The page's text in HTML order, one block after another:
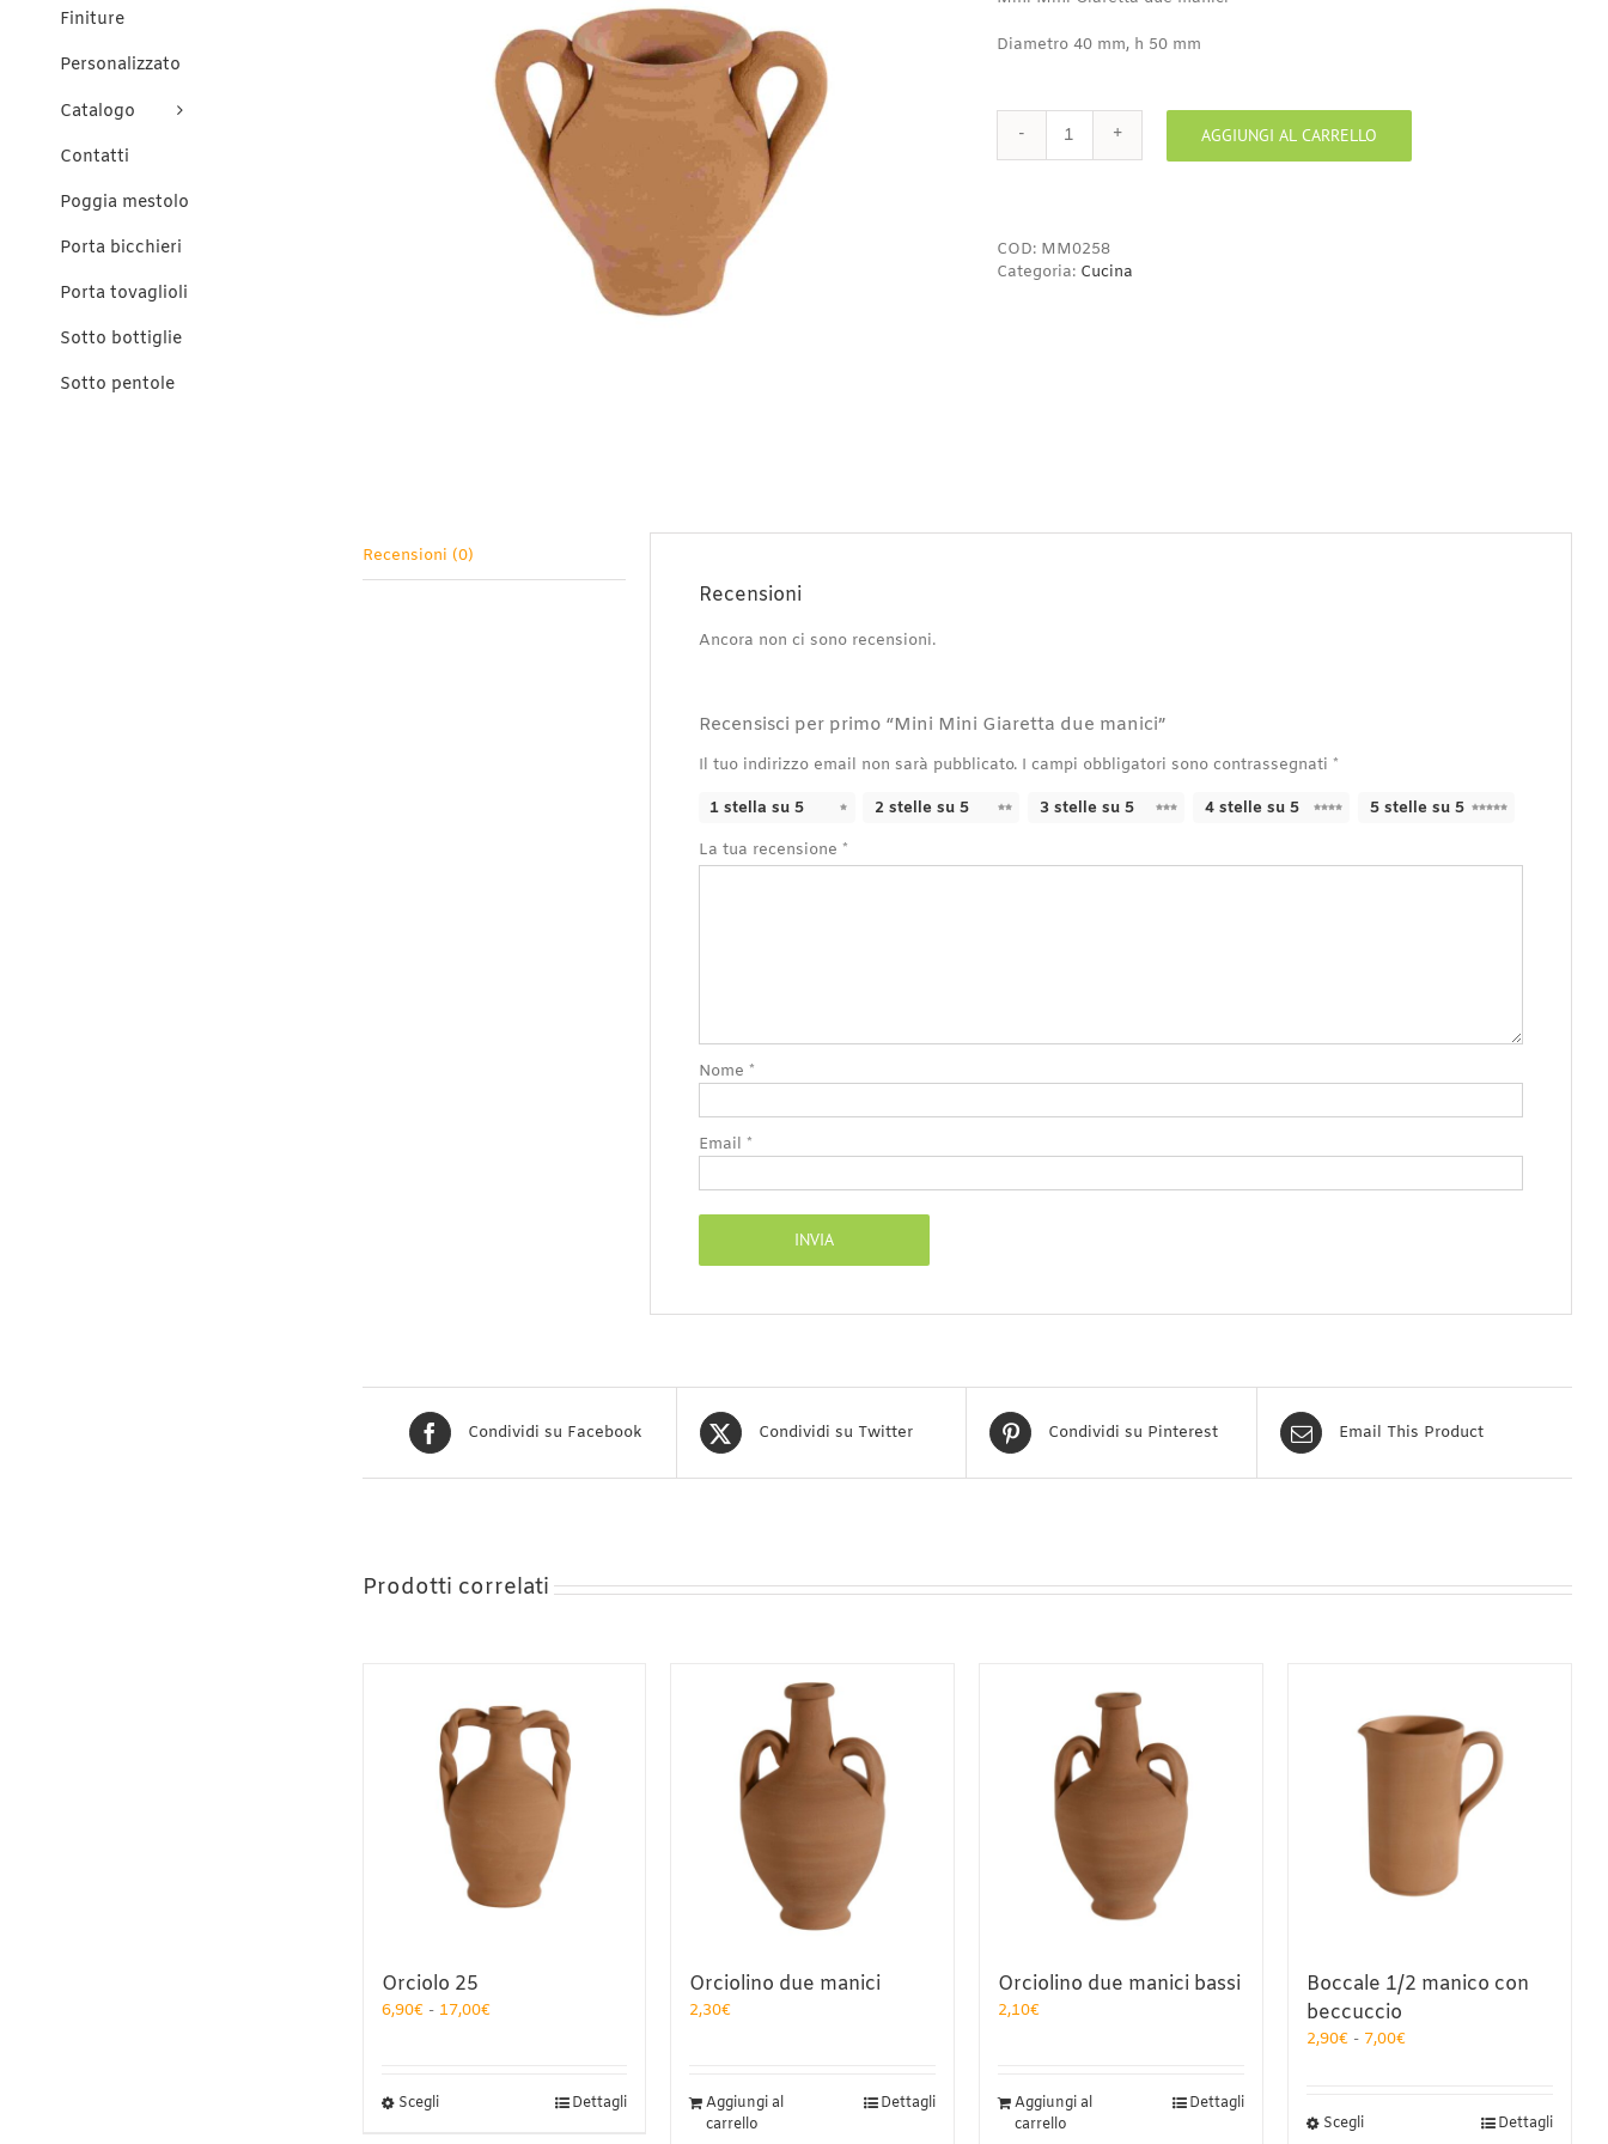
Diametro 40 mm, h 50 mm
Mini
quantità
AGGIUNGI AL CARRELLO
COD: MM0258
Categoria: Cucina
Recensioni (0)
Recensioni
Ancora non ci sono recensioni.
Recensisci per primo “Mini Mini Giaretta due manici”
Il tuo indirizzo email non sarà pubblicato. I campi obbligatori sono contrassegnati *
1 stella su 5 2 stelle su 5 3 stelle su 5 4 stelle su 5 5 stelle su 5
La tua recensione *
Nome *
Email *
Condividi su Facebook Condividi su Twitter Condividi su Pinterest Email This Product
Prodotti correlati
Orciolo 25
6,90€ - 17,00€Fascia
ScegliQuesto
Dettagli
Orciolino due manici
2,30€
Aggiungi al
carrello
Dettagli
Orciolino due manici bassi
2,10€
Aggiungi al
carrello
Dettagli
Boccale 1/2 manico con
beccuccio
2,90€ - 7,00€
ScegliQuesto
Dettagli
Finiture
Personalizzato
Catalogo
Contatti
Poggia mestolo
Porta bicchieri
Porta tovaglioli
Sotto bottiglie
Sotto pentole